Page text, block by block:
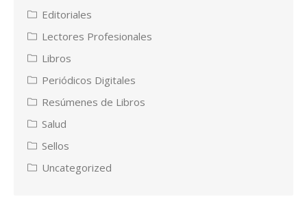
Editoriales
Lectores Profesionales
Libros
Periódicos Digitales
Resúmenes de Libros
Salud
Sellos
Uncategorized